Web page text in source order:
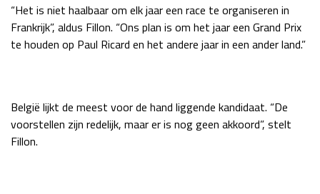
Kwalificatie
Kwalificatie
za 15:00 - 16:00
Race
zo 14:00 - 16:00
“Het is niet haalbaar om elk jaar een race te organiseren in
Frankrijk”, aldus Fillon. “Ons plan is om het jaar een Grand Prix
te houden op Paul Ricard en het andere jaar in een ander land.”
België lijkt de meest voor de hand liggende kandidaat. “De
voorstellen zijn redelijk, maar er is nog geen akkoord”, stelt
Fillon.